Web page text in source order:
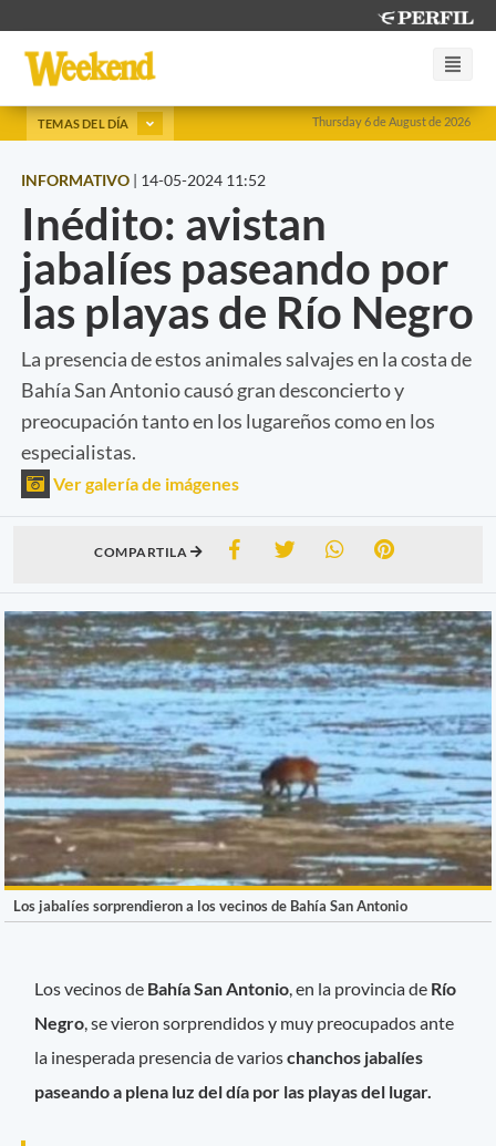
Thursday 6 de August de 2026
TEMAS DEL DÍA
INFORMATIVO | 14-05-2024 11:52
Inédito: avistan
jabalíes paseando por
las playas de Río Negro
La presencia de estos animales salvajes en la costa de
Bahía San Antonio causó gran desconcierto y
preocupación tanto en los lugareños como en los
especialistas.
Ver galería de imágenes
COMPARTILA
Los jabalíes sorprendieron a los vecinos de Bahía San Antonio
Los vecinos de Bahía San Antonio , en la provincia de Río
Negro , se vieron sorprendidos y muy preocupados ante
la inesperada presencia de varioschanchos jabalíes
paseando a plena luz del día por las playas del lugar.